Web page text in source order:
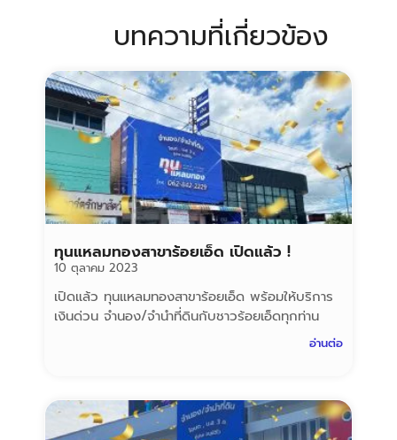
บทความที่เกี่ยวข้อง
ทุนแหลมทองสาขาร้อยเอ็ด เปิดแล้ว !
10 ตุลาคม 2023
เปิดแล้ว ทุนแหลมทองสาขาร้อยเอ็ด พร้อมให้บริการ
เงินด่วน จำนอง/จำนำที่ดินกับชาวร้อยเอ็ดทุกท่าน
อ่านต่อ